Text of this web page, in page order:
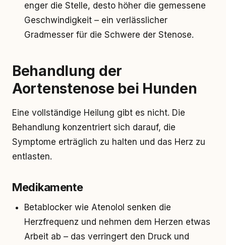
enger die Stelle, desto höher die gemessene
Geschwindigkeit – ein verlässlicher
Gradmesser für die Schwere der Stenose.
Behandlung der
Aortenstenose bei Hunden
Eine vollständige Heilung gibt es nicht. Die
Behandlung konzentriert sich darauf, die
Symptome erträglich zu halten und das Herz zu
entlasten.
Medikamente
Betablocker wie Atenolol senken die
Herzfrequenz und nehmen dem Herzen etwas
Arbeit ab – das verringert den Druck und